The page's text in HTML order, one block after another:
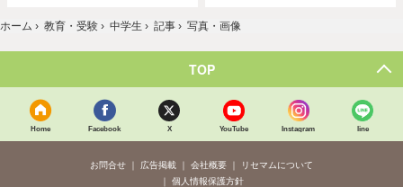
ホーム › 教育・受験 › 中学生 › 記事 › 写真・画像
TOP
Home Facebook X YouTube Instagram line
お問合せ 広告掲載 会社概要
リセマムについて
個人情報保護方針